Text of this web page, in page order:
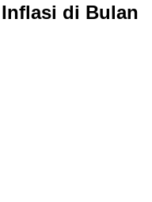
di Bulan